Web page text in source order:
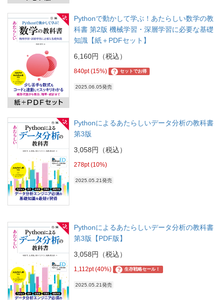
Pythonで動かして学ぶ！あたらしい数学の教
科書 第2版 機械学習・深層学習に必要な基礎
知識【紙＋PDFセット】
6,160円（税込）
840pt (15%) ? セットでお得
2025.06.05発売
Pythonによるあたらしいデータ分析の教科書
第3版
3,058円（税込）
278pt (10%)
2025.05.21発売
Pythonによるあたらしいデータ分析の教科書
第3版【PDF版】
3,058円（税込）
1,112pt (40%) ? 生存戦略セール！
2025.05.21発売